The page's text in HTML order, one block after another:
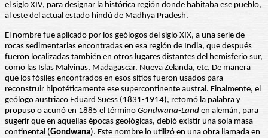
el siglo XIV, para designar la histórica región donde habitaba ese pueblo,
al este del actual estado hindú de Madhya Pradesh.
El nombre fue aplicado por los geólogos del siglo XIX, a una serie de
rocas sedimentarias encontradas en esa región de India, que después
fueron localizadas también en otros lugares distantes del hemisferio sur,
como las Islas Malvinas, Madagascar, Nueva Zelanda, etc. De manera
que los fósiles encontrados en esos sitios fueron usados para
reconstruir hipotéticamente ese supercontinente austral. Finalmente, el
geólogo austriaco Eduard Suess (1831-1914), retomó la palabra y
propuso o acuñó en 1885 el término Gondwana-Land en alemán, para
sugerir que en aquellas épocas geológicas, debió existir una sola masa
continental (Gondwana). Este nombre lo utilizó en una obra llamada en